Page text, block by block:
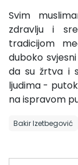
Svim
zdravlju i
tradicijom
duboko
da su žrtva i
ljudima -
na ispravom
Bakir Izetbegović